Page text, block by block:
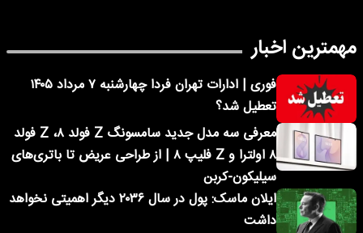
مهمترین اخبار
فوری | ادارات تهران فردا چهارشنبه ۷ مرداد ۱۴۰۵
تعطیل شد؟
معرفی سه مدل جدید سامسونگ Z فولد ۸، Z فولد
۸ اولترا و Z فلیپ ۸ | از طراحی عریض تا باتری‌های
سیلیکون-کربن
ایلان ماسک: پول در سال ۲۰۳۶ دیگر اهمیتی نخواهد
داشت